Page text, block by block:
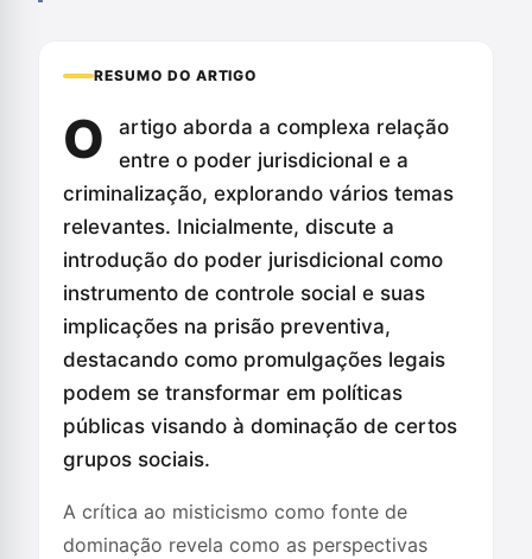
RESUMO DO ARTIGO
O
artigo aborda a complexa relação
entre o poder jurisdicional e a
criminalização, explorando vários temas
relevantes. Inicialmente, discute a
introdução do poder jurisdicional como
instrumento de controle social e suas
implicações na prisão preventiva,
destacando como promulgações legais
podem se transformar em políticas
públicas visando à dominação de certos
grupos sociais.
A crítica ao misticismo como fonte de
dominação revela como as perspectivas